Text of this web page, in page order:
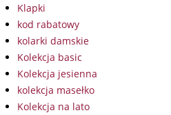
Klapki
kod rabatowy
kolarki damskie
Kolekcja basic
Kolekcja jesienna
kolekcja masełko
Kolekcja na lato